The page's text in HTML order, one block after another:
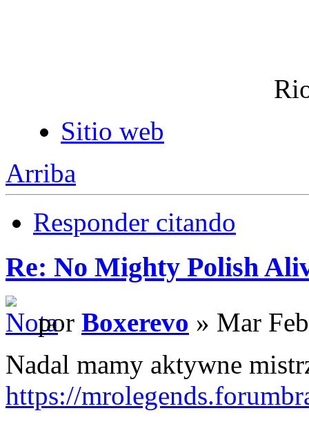
Sitio web
Arriba
Responder citando
Re: No Mighty Polish
por Boxerevo » Mar
Nadal mamy aktywne
https://